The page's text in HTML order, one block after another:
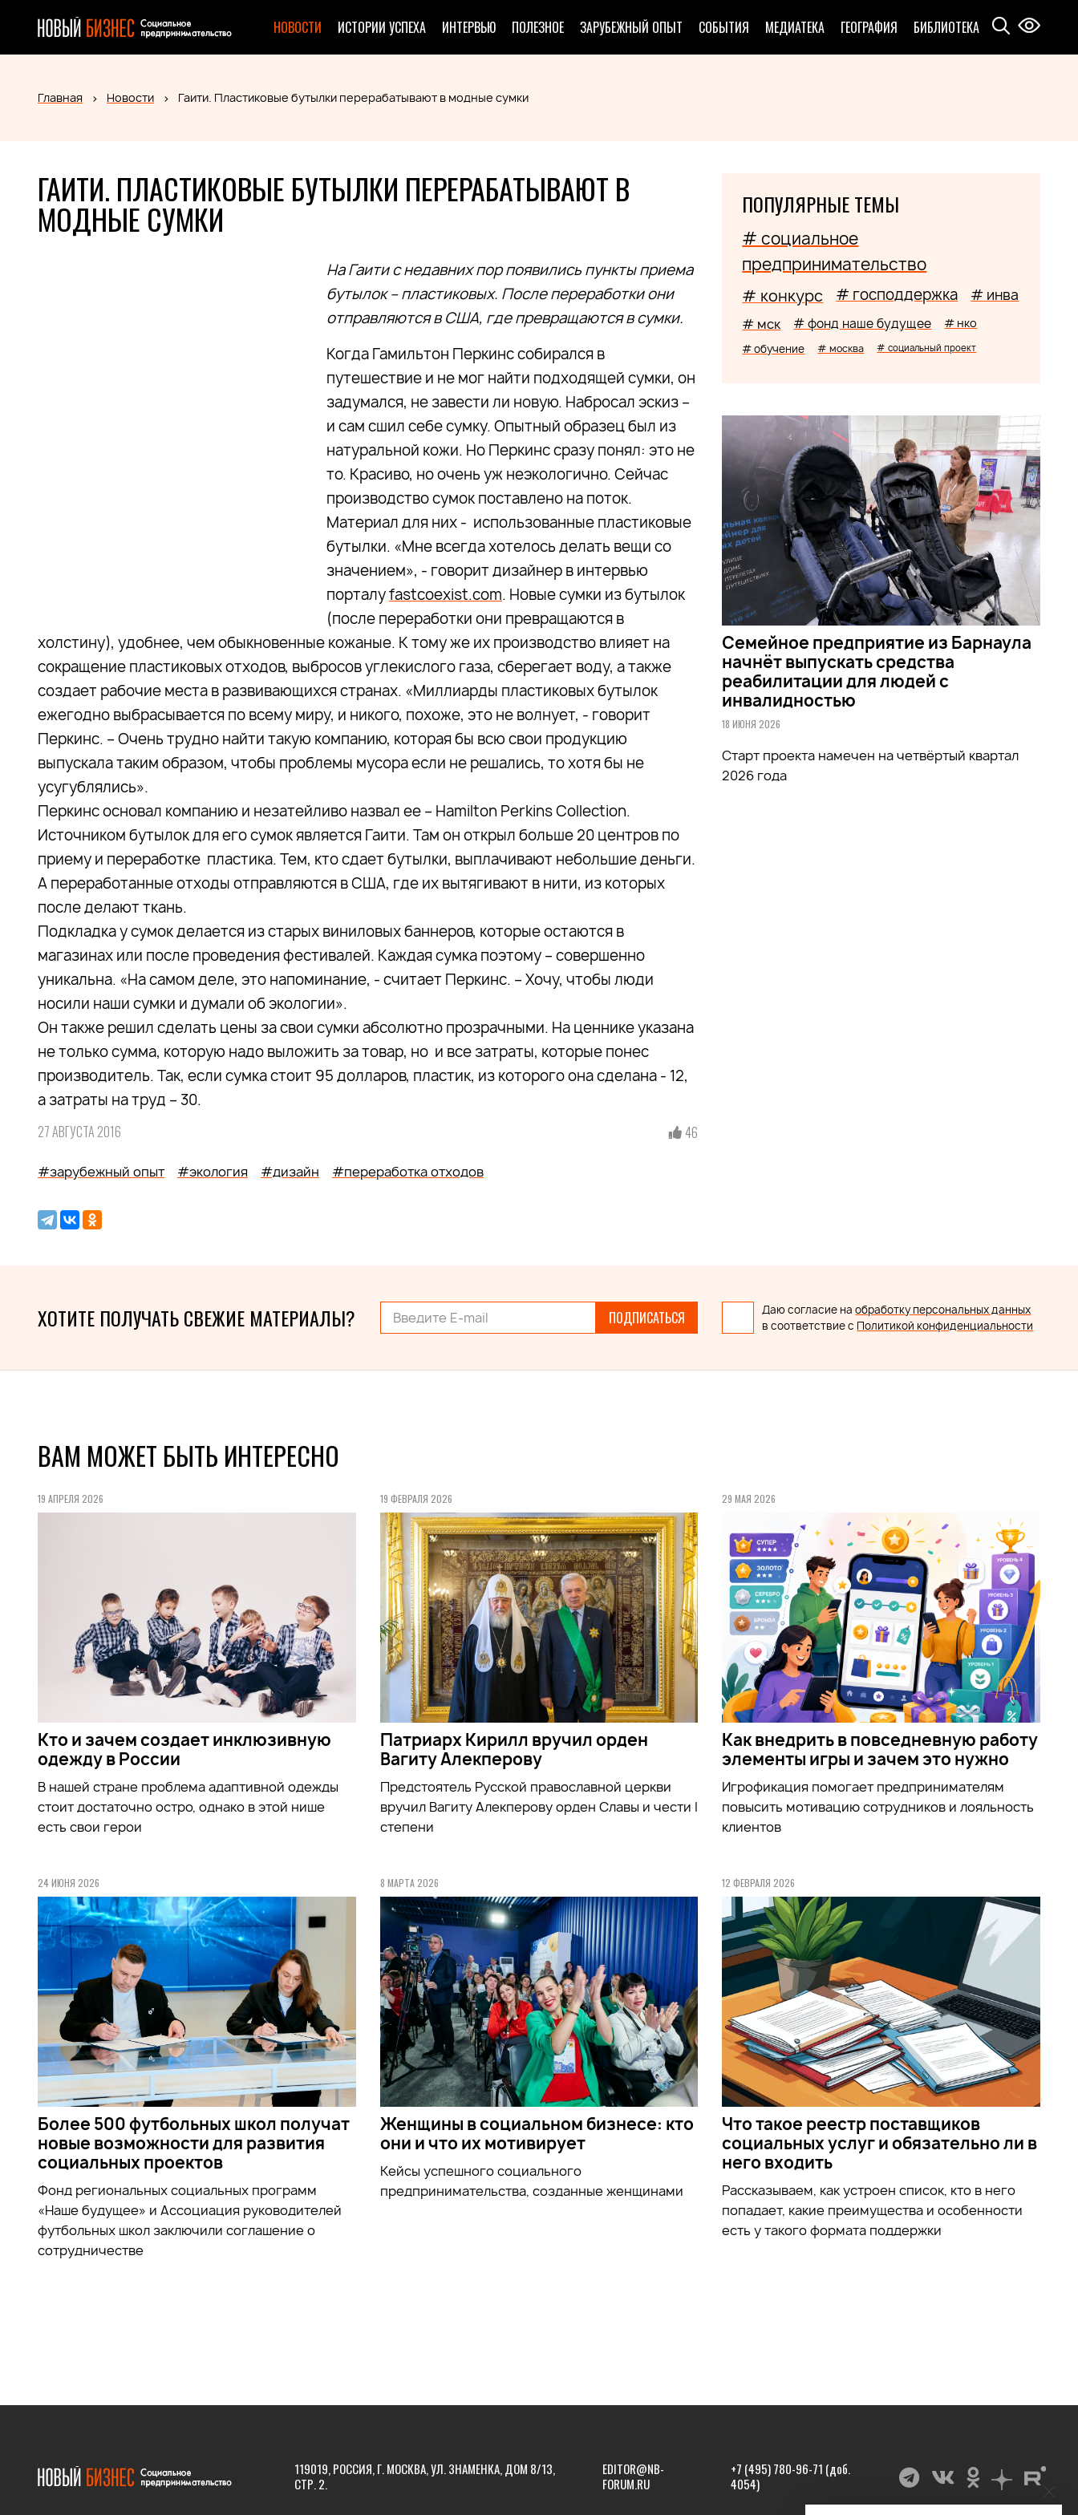
НОВОСТИ ИСТОРИИ УСПЕХА ИНТЕРВЬЮ ПОЛЕЗНОЕ ЗАРУБЕЖНЫЙ ОПЫТ СОБЫТИЯ МЕДИАТЕКА ГЕОГРАФИЯ БИБЛИОТЕКА
Главная Новости Гаити. Пластиковые бутылки перерабатывают в модные сумки
ГАИТИ. ПЛАСТИКОВЫЕ БУТЫЛКИ ПЕРЕРАБАТЫВАЮТ В
МОДНЫЕ СУМКИ
На Гаити с недавних пор появились пункты приема
бутылок – пластиковых. После переработки они
отправляются в США, где превращаются в сумки.
Когда Гамильтон Перкинс собирался в
путешествие и не мог найти подходящей сумки, он
задумался, не завести ли новую. Набросал эскиз –
и сам сшил себе сумку. Опытный образец был из
натуральной кожи. Но Перкинс сразу понял: это не
то. Красиво, но очень уж неэкологично. Сейчас
производство сумок поставлено на поток.
Материал для них - использованные пластиковые
бутылки. «Мне всегда хотелось делать вещи со
значением», - говорит дизайнер в интервью
порталуfastcoexist.com. Новые сумки из бутылок
(после переработки они превращаются в
холстину), удобнее, чем обыкновенные кожаные. К тому же их производство влияет на
сокращение пластиковых отходов, выбросов углекислого газа, сберегает воду, а также
создает рабочие места в развивающихся странах. «Миллиарды пластиковых бутылок
ежегодно выбрасывается по всему миру, и никого, похоже, это не волнует, - говорит
Перкинс. – Очень трудно найти такую компанию, которая бы всю свои продукцию
выпускала таким образом, чтобы проблемы мусора если не решались, то хотя бы не
усугублялись».
Перкинс основал компанию и незатейливо назвал ее – Hamilton Perkins Collection.
Источником бутылок для его сумок является Гаити. Там он открыл больше 20 центров по
приему и переработке пластика. Тем, кто сдает бутылки, выплачивают небольшие деньги.
А переработанные отходы отправляются в США, где их вытягивают в нити, из которых
после делают ткань.
Подкладка у сумок делается из старых виниловых баннеров, которые остаются в
магазинах или после проведения фестивалей. Каждая сумка поэтому – совершенно
уникальна. «На самом деле, это напоминание, - считает Перкинс. – Хочу, чтобы люди
носили наши сумки и думали об экологии».
Он также решил сделать цены за свои сумки абсолютно прозрачными. На ценнике указана
не только сумма, которую надо выложить за товар, но и все затраты, которые понес
производитель. Так, если сумка стоит 95 долларов, пластик, из которого она сделана - 12,
а затраты на труд – 30.
27 АВГУСТА 2016 46
#зарубежный опыт #экология #дизайн #переработка отходов
ПОПУЛЯРНЫЕ ТЕМЫ
# социальное
предпринимательство
# конкурс # господдержка # инва
# мск # фонд наше будущее # нко
# обучение # москва # социальный проект
Семейное предприятие из Барнаула
начнёт выпускать средства
реабилитации для людей с
инвалидностью
18 ИЮНЯ 2026
Старт проекта намечен на четвёртый квартал
2026 года
ХОТИТЕ ПОЛУЧАТЬ СВЕЖИЕ МАТЕРИАЛЫ? ПОДПИСАТЬСЯ Даю согласие наобработку персональных данных
в соответствие с Политикой конфиденциальности
ВАМ МОЖЕТ БЫТЬ ИНТЕРЕСНО
19 АПРЕЛЯ 2026
Кто и зачем создает инклюзивную
одежду в России
В нашей стране проблема адаптивной одежды
стоит достаточно остро, однако в этой нише
есть свои герои
19 ФЕВРАЛЯ 2026
Патриарх Кирилл вручил орден
Вагиту Алекперову
Предстоятель Русской православной церкви
вручил Вагиту Алекперову орден Славы и чести I
степени
29 МАЯ 2026
Как внедрить в повседневную работу
элементы игры и зачем это нужно
Игрофикация помогает предпринимателям
повысить мотивацию сотрудников и лояльность
клиентов
24 ИЮНЯ 2026
Более 500 футбольных школ получат
новые возможности для развития
социальных проектов
Фонд региональных социальных программ
«Наше будущее» и Ассоциация руководителей
футбольных школ заключили соглашение о
сотрудничестве
8 МАРТА 2026
Женщины в социальном бизнесе: кто
они и что их мотивирует
Кейсы успешного социального
предпринимательства, созданные женщинами
12 ФЕВРАЛЯ 2026
Что такое реестр поставщиков
социальных услуг и обязательно ли в
него входить
Рассказываем, как устроен список, кто в него
попадает, какие преимущества и особенности
есть у такого формата поддержки
119019, РОССИЯ, Г. МОСКВА, УЛ. ЗНАМЕНКА, ДОМ 8/13,
СТР. 2.
EDITOR@NB-
FORUM.RU
+7 (495) 780-96-71 (доб.
4054)